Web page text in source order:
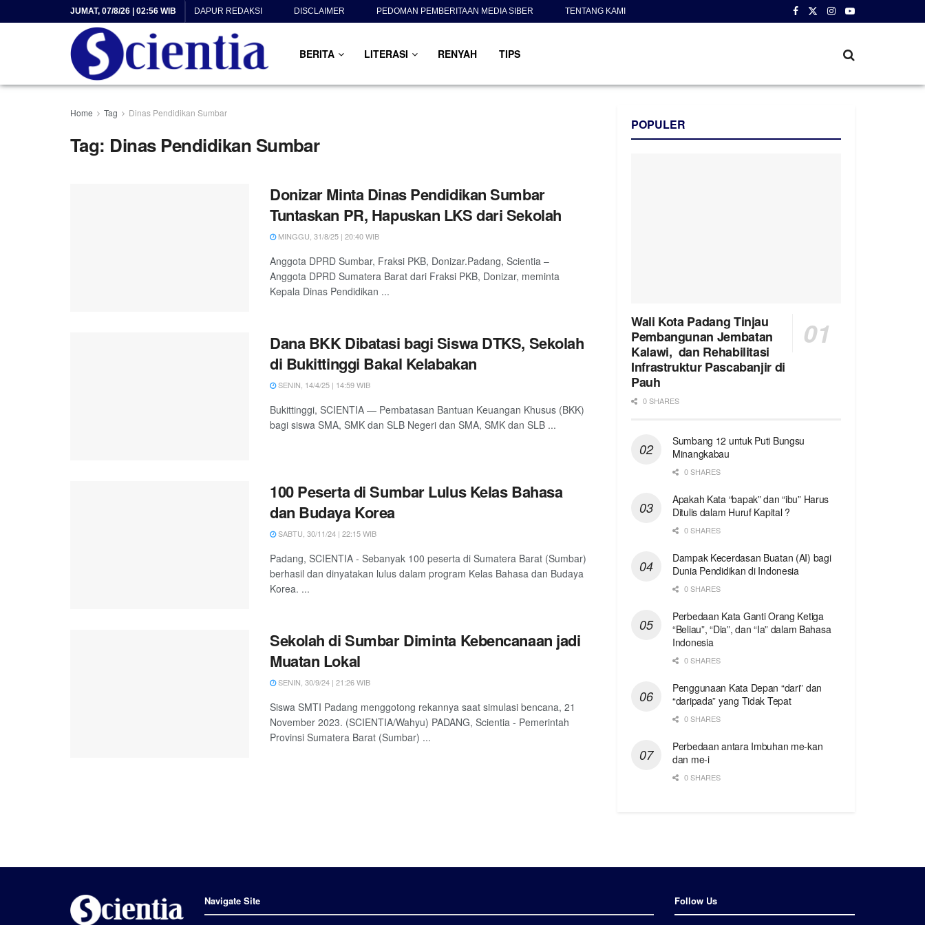
JUMAT, 07/8/26 | 02:56 WIB DAPUR REDAKSI DISCLAIMER PEDOMAN PEMBERITAAN MEDIA SIBER TENTANG KAMI
BERITA LITERASI RENYAH TIPS
Home Tag Dinas Pendidikan Sumbar
Tag: Dinas Pendidikan Sumbar
Donizar Minta Dinas Pendidikan Sumbar
Tuntaskan PR, Hapuskan LKS dari Sekolah
MINGGU, 31/8/25 | 20:40 WIB
Anggota DPRD Sumbar, Fraksi PKB, Donizar.Padang, Scientia –
Anggota DPRD Sumatera Barat dari Fraksi PKB, Donizar, meminta
Kepala Dinas Pendidikan ...
Dana BKK Dibatasi bagi Siswa DTKS, Sekolah
di Bukittinggi Bakal Kelabakan
SENIN, 14/4/25 | 14:59 WIB
Bukittinggi, SCIENTIA — Pembatasan Bantuan Keuangan Khusus (BKK)
bagi siswa SMA, SMK dan SLB Negeri dan SMA, SMK dan SLB ...
100 Peserta di Sumbar Lulus Kelas Bahasa
dan Budaya Korea
SABTU, 30/11/24 | 22:15 WIB
Padang, SCIENTIA - Sebanyak 100 peserta di Sumatera Barat (Sumbar)
berhasil dan dinyatakan lulus dalam program Kelas Bahasa dan Budaya
Korea. ...
Sekolah di Sumbar Diminta Kebencanaan jadi
Muatan Lokal
SENIN, 30/9/24 | 21:26 WIB
Siswa SMTI Padang menggotong rekannya saat simulasi bencana, 21
November 2023. (SCIENTIA/Wahyu) PADANG, Scientia - Pemerintah
Provinsi Sumatera Barat (Sumbar) ...
POPULER
Wali Kota Padang Tinjau
Pembangunan Jembatan
Kalawi, dan Rehabilitasi
Infrastruktur Pascabanjir di
Pauh
0 SHARES
Sumbang 12 untuk Puti Bungsu
Minangkabau
0 SHARES
Apakah Kata “bapak” dan “ibu” Harus
Ditulis dalam Huruf Kapital ?
0 SHARES
Dampak Kecerdasan Buatan (AI) bagi
Dunia Pendidikan di Indonesia
0 SHARES
Perbedaan Kata Ganti Orang Ketiga
“Beliau”, “Dia”, dan “Ia” dalam Bahasa
Indonesia
0 SHARES
Penggunaan Kata Depan “dari” dan
“daripada” yang Tidak Tepat
0 SHARES
Perbedaan antara Imbuhan me-kan
dan me-i
0 SHARES
Navigate Site Follow Us